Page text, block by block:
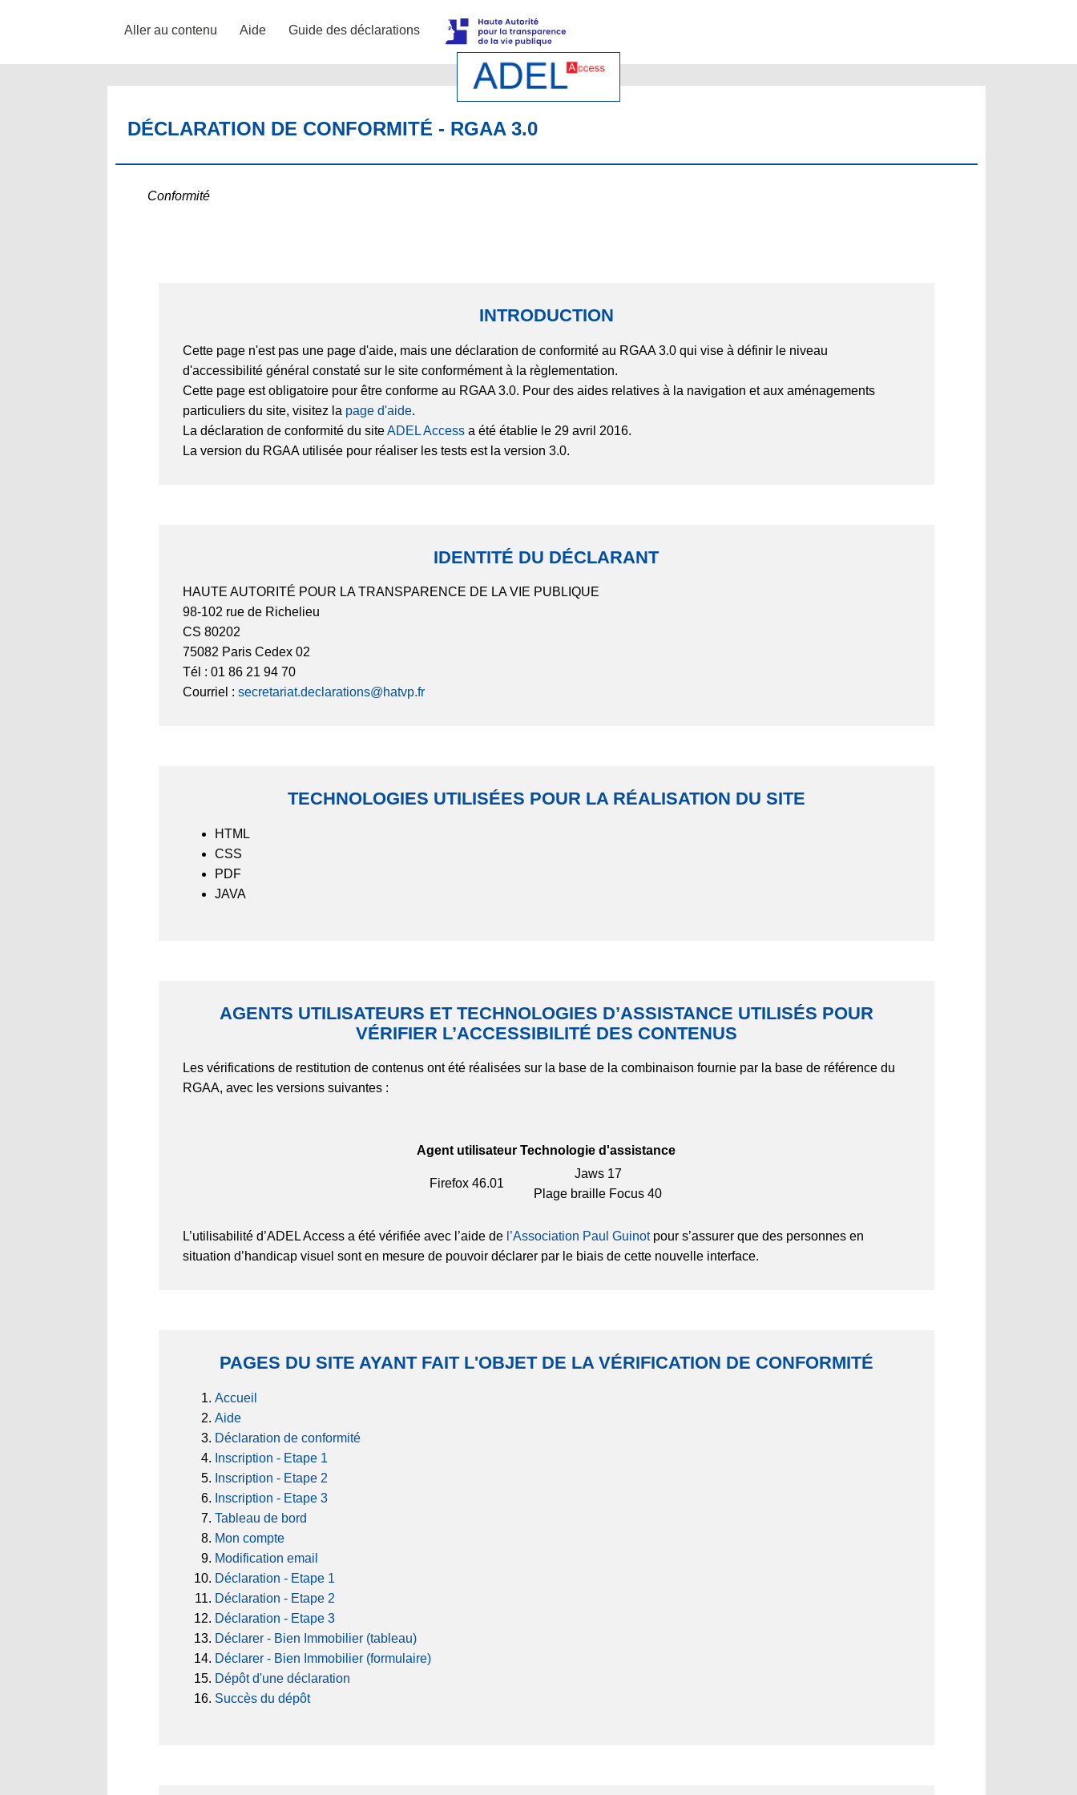
Aller au contenu Aide Guide des déclarations
DÉCLARATION DE CONFORMITÉ - RGAA 3.0
Conformité
INTRODUCTION
Cette page n'est pas une page d'aide, mais une déclaration de conformité au RGAA 3.0 qui vise à définir le niveau
d'accessibilité général constaté sur le site conformément à la règlementation.
Cette page est obligatoire pour être conforme au RGAA 3.0. Pour des aides relatives à la navigation et aux aménagements
particuliers du site, visitez la page d'aide.
La déclaration de conformité du siteADEL Access a été établie le 29 avril 2016.
La version du RGAA utilisée pour réaliser les tests est la version 3.0.
IDENTITÉ DU DÉCLARANT
HAUTE AUTORITÉ POUR LA TRANSPARENCE DE LA VIE PUBLIQUE
98-102 rue de Richelieu
CS 80202
75082 Paris Cedex 02
Tél : 01 86 21 94 70
Courriel :secretariat.declarations@hatvp.fr
TECHNOLOGIES UTILISÉES POUR LA RÉALISATION DU SITE
HTML
CSS
PDF
JAVA
AGENTS UTILISATEURS ET TECHNOLOGIES D’ASSISTANCE UTILISÉS POUR
VÉRIFIER L’ACCESSIBILITÉ DES CONTENUS
Les vérifications de restitution de contenus ont été réalisées sur la base de la combinaison fournie par la base de référence du
RGAA, avec les versions suivantes :
Agent utilisateur Technologie d'assistance
Firefox 46.01
Jaws 17
Plage braille Focus 40
L’utilisabilité d’ADEL Access a été vérifiée avec l’aide de l’Association Paul Guinotpour s’assurer que des personnes en
situation d’handicap visuel sont en mesure de pouvoir déclarer par le biais de cette nouvelle interface.
PAGES DU SITE AYANT FAIT L'OBJET DE LA VÉRIFICATION DE CONFORMITÉ
Accueil
Aide
Déclaration de conformité
Inscription - Etape 1
Inscription - Etape 2
Inscription - Etape 3
Tableau de bord
Mon compte
Modification email
Déclaration - Etape 1
Déclaration - Etape 2
Déclaration - Etape 3
Déclarer - Bien Immobilier (tableau)
Déclarer - Bien Immobilier (formulaire)
Dépôt d'une déclaration
Succès du dépôt